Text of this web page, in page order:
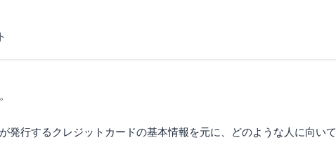
発行するクレジットカードの基本情報を元に、どのような人に向い